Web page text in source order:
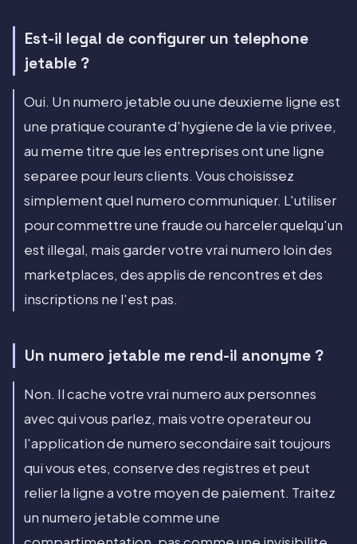
Est-il legal de configurer un telephone
jetable ?
Oui. Un numero jetable ou une deuxieme ligne est
une pratique courante d'hygiene de la vie privee,
au meme titre que les entreprises ont une ligne
separee pour leurs clients. Vous choisissez
simplement quel numero communiquer. L'utiliser
pour commettre une fraude ou harceler quelqu'un
est illegal, mais garder votre vrai numero loin des
marketplaces, des applis de rencontres et des
inscriptions ne l'est pas.
Un numero jetable me rend-il anonyme ?
Non. Il cache votre vrai numero aux personnes
avec qui vous parlez, mais votre operateur ou
l'application de numero secondaire sait toujours
qui vous etes, conserve des registres et peut
relier la ligne a votre moyen de paiement. Traitez
un numero jetable comme une